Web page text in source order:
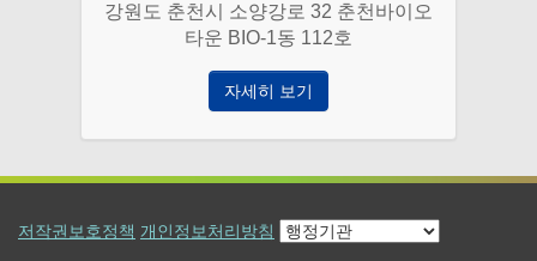
강원도 춘천시 소양강로 32 춘천바이오
타운 BIO-1동 112호
자세히 보기
저작권보호정책 개인정보처리방침